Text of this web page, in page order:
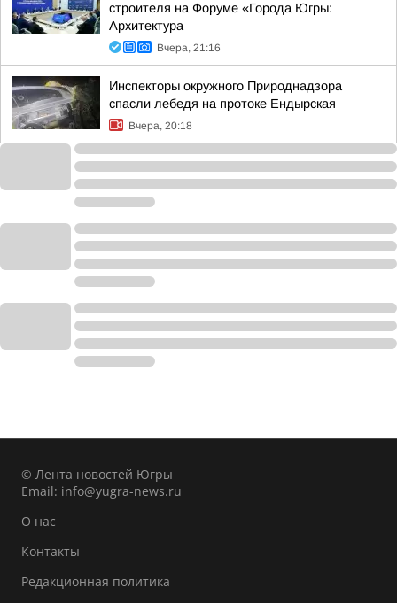
строителя на Форуме «Города Югры:
Архитектура
Вчера, 21:16
Инспекторы окружного Природнадзора
спасли лебедя на протоке Ендырская
Вчера, 20:18
© Лента новостей Югры
Email: info@yugra-news.ru
О нас
Контакты
Редакционная политика